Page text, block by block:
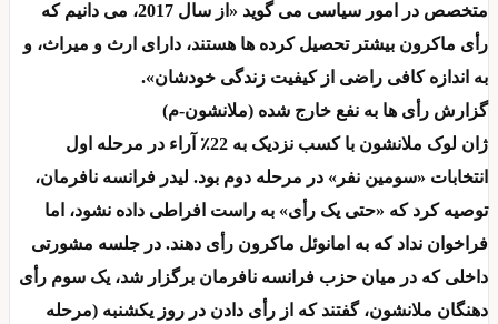
متخصص در امور سیاسی می گوید «از سال 2017، می دانیم که
رأی ماکرون بیشتر تحصیل کرده ها هستند، دارای ارث و میراث، و
به اندازه کافی راضی از کیفیت زندگی خودشان».
گزارش رأی ها به نفع خارج شده (ملانشون-م)
ژان لوک ملانشون با کسب نزدیک به 22٪ آراء در مرحله اول
انتخابات «سومین نفر» در مرحله دوم بود. لیدر فرانسه نافرمان،
توصیه کرد که «حتی یک رأی» به راست افراطی داده نشود، اما
فراخوان نداد که به امانوئل ماکرون رأی دهند. در جلسه مشورتی
داخلی که در میان حزب فرانسه نافرمان برگزار شد، یک سوم رأی
دهنگان ملانشون، گفتند که از رأی دادن در روز یکشنبه (مرحله